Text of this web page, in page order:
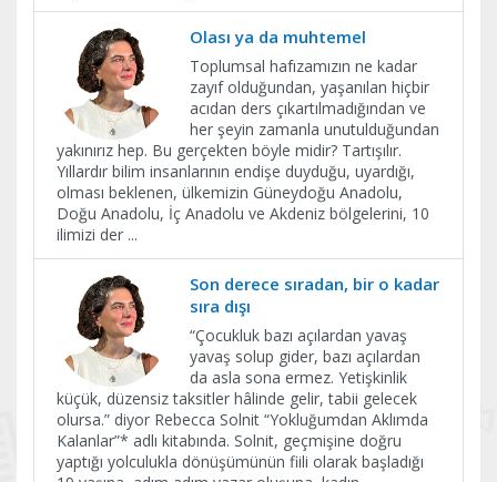
Olası ya da muhtemel
Toplumsal hafızamızın ne kadar
zayıf olduğundan, yaşanılan hiçbir
acıdan ders çıkartılmadığından ve
her şeyin zamanla unutulduğundan
yakınırız hep. Bu gerçekten böyle midir? Tartışılır.
Yıllardır bilim insanlarının endişe duyduğu, uyardığı,
olması beklenen, ülkemizin Güneydoğu Anadolu,
Doğu Anadolu, İç Anadolu ve Akdeniz bölgelerini, 10
ilimizi der ...
Son derece sıradan, bir o kadar
sıra dışı
“Çocukluk bazı açılardan yavaş
yavaş solup gider, bazı açılardan
da asla sona ermez. Yetişkinlik
küçük, düzensiz taksitler hâlinde gelir, tabii gelecek
olursa.” diyor Rebecca Solnit “Yokluğumdan Aklımda
Kalanlar”* adlı kitabında. Solnit, geçmişine doğru
yaptığı yolculukla dönüşümünün fiili olarak başladığı